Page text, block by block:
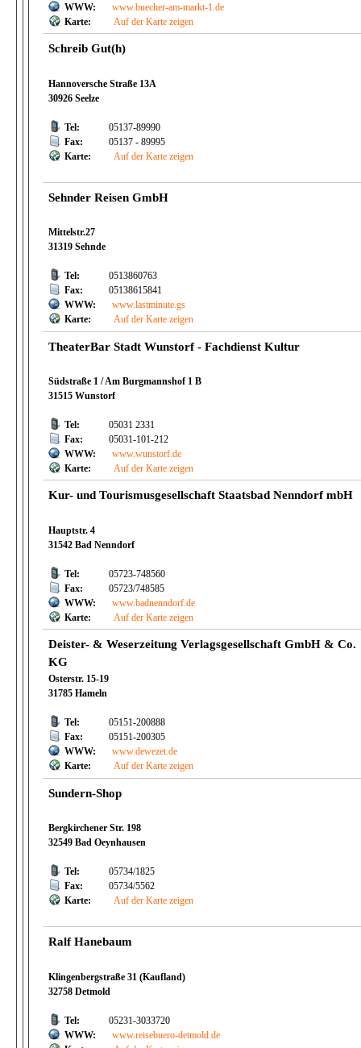
WWW:
www.buecher-am-markt-1.de
Karte:
Auf der Karte zeigen
Schreib Gut(h)
Hannoversche Straße 13A
30926 Seelze
Tel:
05137-89990
Fax:
05137 - 89995
Karte:
Auf der Karte zeigen
Sehnder Reisen GmbH
Mittelstr.27
31319 Sehnde
Tel:
0513860763
Fax:
05138615841
WWW:
www.lastminute.gs
Karte:
Auf der Karte zeigen
TheaterBar Stadt Wunstorf - Fachdienst Kultur
Südstraße 1 / Am Burgmannshof 1 B
31515 Wunstorf
Tel:
05031 2331
Fax:
05031-101-212
WWW:
www.wunstorf.de
Karte:
Auf der Karte zeigen
Kur- und Tourismusgesellschaft Staatsbad Nenndorf mbH
Hauptstr. 4
31542 Bad Nenndorf
Tel:
05723-748560
Fax:
05723/748585
WWW:
www.badnenndorf.de
Karte:
Auf der Karte zeigen
Deister- & Weserzeitung Verlagsgesellschaft GmbH & Co.
KG
Osterstr. 15-19
31785 Hameln
Tel:
05151-200888
Fax:
05151-200305
WWW:
www.dewezet.de
Karte:
Auf der Karte zeigen
Sundern-Shop
Bergkirchener Str. 198
32549 Bad Oeynhausen
Tel:
05734/1825
Fax:
05734/5562
Karte:
Auf der Karte zeigen
Ralf Hanebaum
Klingenbergstraße 31 (Kaufland)
32758 Detmold
Tel:
05231-3033720
WWW:
www.reisebuero-detmold.de